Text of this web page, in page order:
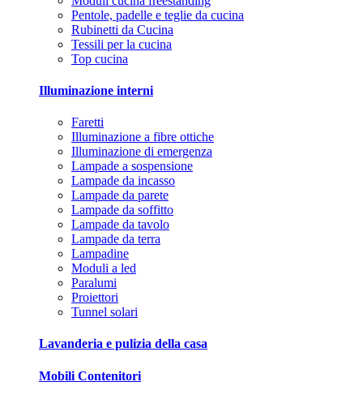
Pentole, padelle e teglie da cucina
Rubinetti da Cucina
Tessili per la cucina
Top cucina
Illuminazione interni
Faretti
Illuminazione a fibre ottiche
Illuminazione di emergenza
Lampade a sospensione
Lampade da incasso
Lampade da parete
Lampade da soffitto
Lampade da tavolo
Lampade da terra
Lampadine
Moduli a led
Paralumi
Proiettori
Tunnel solari
Lavanderia e pulizia della casa
Mobili Contenitori